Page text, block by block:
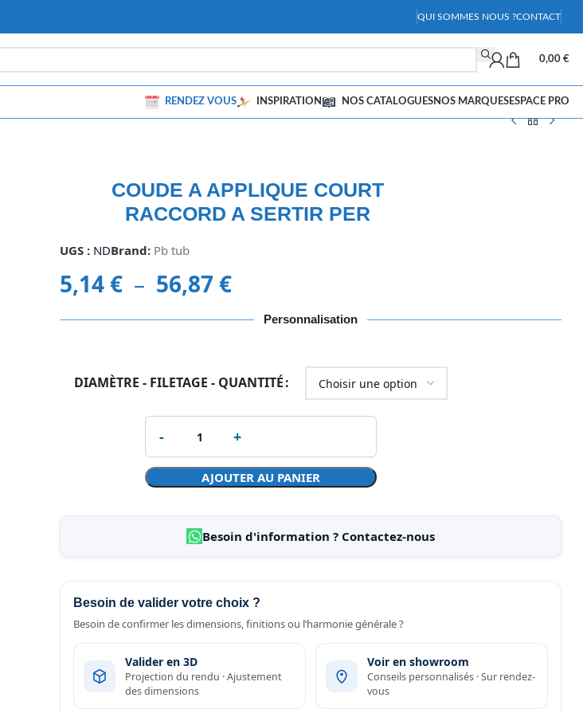
QUI SOMMES NOUS ?CONTACT
0,00 €
RENDEZ VOUS INSPIRATION NOS CATALOGUESNOS MARQUESESPACE PRO
COUDE A APPLIQUE COURT
RACCORD A SERTIR PER
UGS : NDBrand: Pb tub
5,14€ – 56,87 €
Personnalisation
DIAMÈTRE - FILETAGE - QUANTITÉ
AJOUTER AU PANIER
Besoin d'information ? Contactez-nous
Besoin de valider votre choix ?
Besoin de confirmer les dimensions, finitions ou l’harmonie générale ?
Valider en 3D
Projection du rendu · Ajustement
des dimensions
Voir en showroom
Conseils personnalisés · Sur rendez-
vous